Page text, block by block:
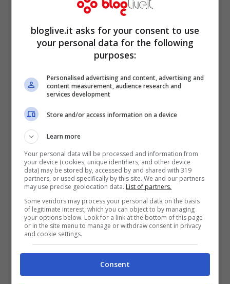
premier
Ballottaggi Amministrative: Terzo
Polo e Movimento 5 Stelle non si
schierano
Mag 19, 2011
Beppe Grillo non si schiera, dubbi tra
bloglive.it asks for your consent to use
your personal data for the following
purposes:
Personalised advertising and content, advertising and
content measurement, audience research and
services development
Store and/or access information on a device
Learn more
Your personal data will be processed and information from
your device (cookies, unique identifiers, and other device
data) may be stored by, accessed by and shared with 319
partners, or used specifically by this site. We and our partners
may use precise geolocation data. List of partners.
Some vendors may process your personal data on the basis
of legitimate interest, which you can object to by managing
your options below. Look for a link at the bottom of this page
or in the site menu to manage or withdraw consent in privacy
and cookie settings.
Consent